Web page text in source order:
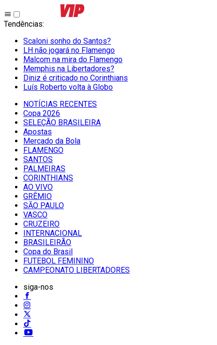
Tendências:
Scaloni sonho do Santos?
LH não jogará no Flamengo
Malcom na mira do Flamengo
Memphis na Libertadores?
Diniz é criticado no Corinthians
Luís Roberto volta à Globo
NOTÍCIAS RECENTES
Copa 2026
SELEÇÃO BRASILEIRA
Apostas
Mercado da Bola
FLAMENGO
SANTOS
PALMEIRAS
CORINTHIANS
AO VIVO
GRÊMIO
SĀO PAULO
VASCO
CRUZEIRO
INTERNACIONAL
BRASILEIRÃO
Copa do Brasil
FUTEBOL FEMININO
CAMPEONATO LIBERTADORES
siga-nos